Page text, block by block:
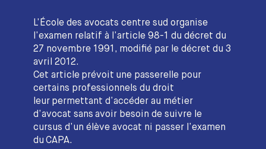
L’École des avocats centre sud organise
l’examen relatif à l’article 98-1 du décret du
27 novembre 1991, modifié par le décret du 3
avril 2012.
Cet article prévoit une passerelle pour
certains professionnels du droit
leur permettant d’accéder au métier
d’avocat sans avoir besoin de suivre le
cursus d’un élève avocat ni passer l’examen
du CAPA.